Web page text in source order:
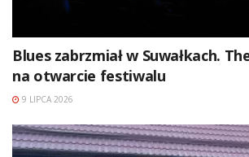
Blues zabrzmiał w Suwałkach.
na otwarcie festiwalu
9 LIPCA 2026